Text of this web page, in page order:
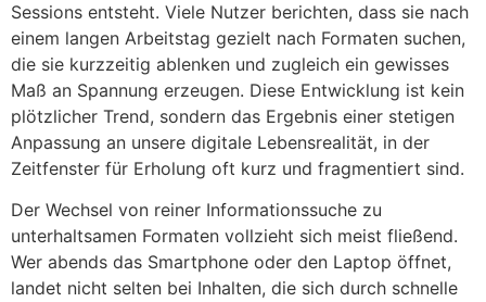
Sessions entsteht. Viele Nutzer berichten, dass sie nach
einem langen Arbeitstag gezielt nach Formaten suchen,
die sie kurzzeitig ablenken und zugleich ein gewisses
Maß an Spannung erzeugen. Diese Entwicklung ist kein
plötzlicher Trend, sondern das Ergebnis einer stetigen
Anpassung an unsere digitale Lebensrealität, in der
Zeitfenster für Erholung oft kurz und fragmentiert sind.
Der Wechsel von reiner Informationssuche zu
unterhaltsamen Formaten vollzieht sich meist fließend.
Wer abends das Smartphone oder den Laptop öffnet,
landet nicht selten bei Inhalten, die sich durch schnelle